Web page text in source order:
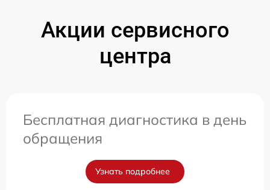
Акции сервисного
центра
Бесплатная диагностика в день
обращения
Узнать подробнее